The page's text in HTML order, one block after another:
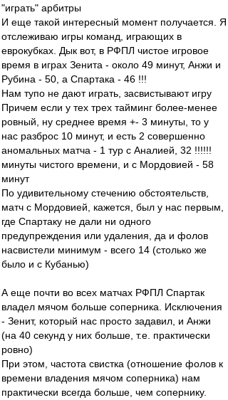
"играть" арбитры
И еще такой интересный момент получается. Я
отслеживаю игры команд, играющих в
еврокубках. Дык вот, в РФПЛ чистое игровое
время в играх Зенита - около 49 минут, Анжи и
Рубина - 50, а Спартака - 46 !!!
Нам тупо не дают играть, засвистывают игру
Причем если у тех трех тайминг более-менее
ровный, ну среднее время +- 3 минуты, то у
нас разброс 10 минут, и есть 2 совершенно
аномальных матча - 1 тур с Аналией, 32 !!!!!!
минуты чистого времени, и с Мордовией - 58
минут
По удивительному стечению обстоятельств,
матч с Мордовией, кажется, был у нас первым,
где Спартаку не дали ни одного
предупреждения или удаления, да и фолов
насвистели минимум - всего 14 (столько же
было и с Кубанью)
А еще почти во всех матчах РФПЛ Спартак
владел мячом больше соперника. Исключения
- Зенит, который нас просто задавил, и Анжи
(на 40 секунд у них больше, т.е. практически
ровно)
При этом, частота свистка (отношение фолов к
времени владения мячом соперника) нам
практически всегда больше, чем сопернику.